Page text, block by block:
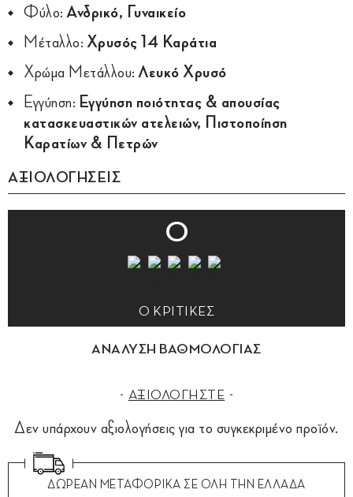
Φύλο: Ανδρικό, Γυναικείο
Μέταλλο: Χρυσός 14 Καράτια
Χρώμα Μετάλλου: Λευκό Χρυσό
Εγγύηση: Εγγύηση ποιότητας & απουσίας
κατασκευαστικών ατελειών, Πιστοποίηση
Καρατίων & Πετρών
ΑΞΙΟΛΟΓΗΣΕΙΣ
0
0 ΚΡΙΤΙΚΕΣ
ΑΝΑΛΥΣΗ ΒΑΘΜΟΛΟΓΙΑΣ
ΑΞΙΟΛΟΓΗΣΤΕ
Δεν υπάρχουν αξιολογήσεις για το συγκεκριμένο προϊόν.
ΔΩΡΕΑΝ ΜΕΤΑΦΟΡΙΚΑ ΣΕ ΟΛΗ ΤΗΝ ΕΛΛΑΔΑ